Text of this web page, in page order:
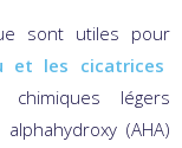
sont utiles pour
et les cicatrices
légers
(AHA)